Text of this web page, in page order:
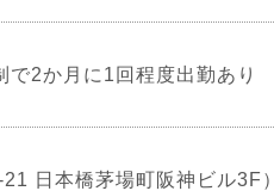
2か月に1回程度出勤あり
日本橋茅場町阪神ビル3F）